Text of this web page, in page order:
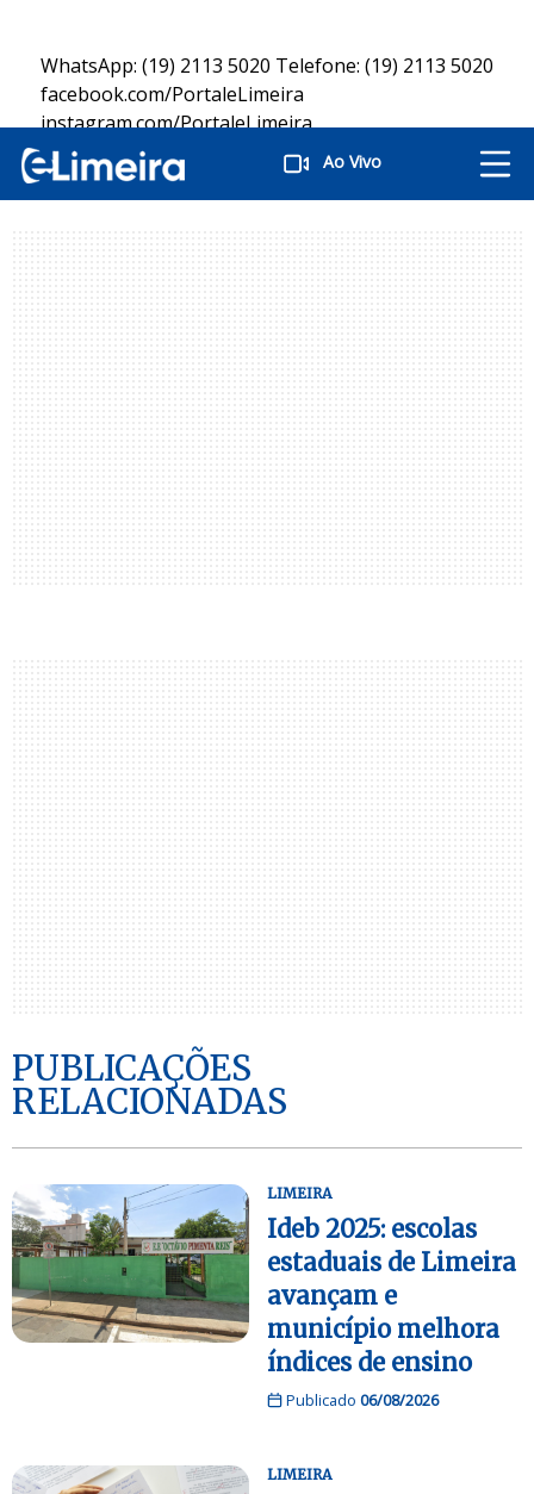
Ao Vivo
WhatsApp: (19) 2113 5020 Telefone: (19) 2113 5020
facebook.com/PortaleLimeira
instagram.com/PortaleLimeira
twitter.com/PortaleLimeira
PUBLICAÇÕES
RELACIONADAS
LIMEIRA
Ideb 2025: escolas
estaduais de Limeira
avançam e
município melhora
índices de ensino
Publicado 06/08/2026
LIMEIRA